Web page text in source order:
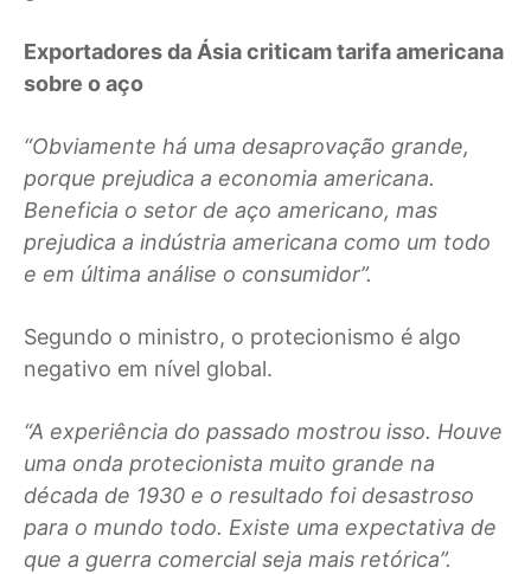
Exportadores da Ásia criticam tarifa americana
sobre o aço
“Obviamente há uma desaprovação grande,
porque prejudica a economia americana.
Beneficia o setor de aço americano, mas
prejudica a indústria americana como um todo
e em última análise o consumidor”.
Segundo o ministro, o protecionismo é algo
negativo em nível global.
“A experiência do passado mostrou isso. Houve
uma onda protecionista muito grande na
década de 1930 e o resultado foi desastroso
para o mundo todo. Existe uma expectativa de
que a guerra comercial seja mais retórica”.